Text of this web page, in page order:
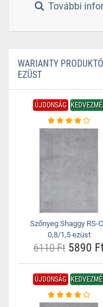
További
WARIANTY
EZÜST
ÚJDONSÁG
Szőnyeg Shaggy RS-
0,8/1,5 ezüst
6110 Ft 5890
ÚJDONSÁG